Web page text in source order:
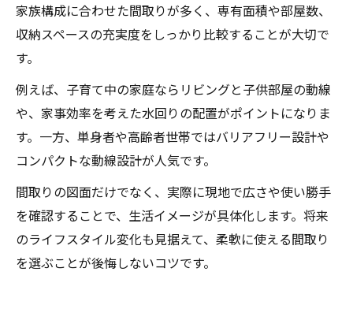
家族構成に合わせた間取りが多く、専有面積や部屋数、
収納スペースの充実度をしっかり比較することが大切で
す。
例えば、子育て中の家庭ならリビングと子供部屋の動線
や、家事効率を考えた水回りの配置がポイントになりま
す。一方、単身者や高齢者世帯ではバリアフリー設計や
コンパクトな動線設計が人気です。
間取りの図面だけでなく、実際に現地で広さや使い勝手
を確認することで、生活イメージが具体化します。将来
のライフスタイル変化も見据えて、柔軟に使える間取り
を選ぶことが後悔しないコツです。